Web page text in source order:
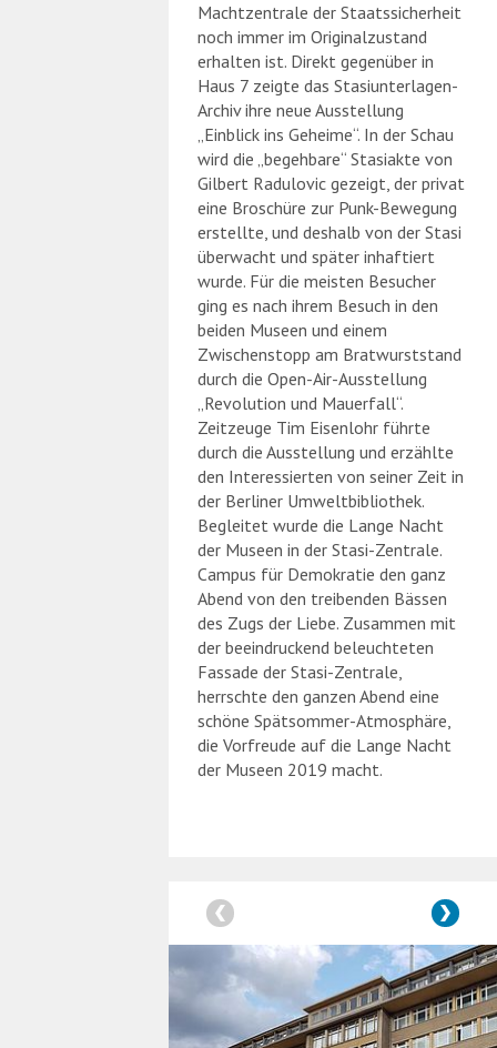
Machtzentrale der Staatssicherheit
noch immer im Originalzustand
erhalten ist. Direkt gegenüber in
Haus 7 zeigte das Stasiunterlagen-
Archiv ihre neue Ausstellung
„Einblick ins Geheime“. In der Schau
wird die „begehbare“ Stasiakte von
Gilbert Radulovic gezeigt, der privat
eine Broschüre zur Punk-Bewegung
erstellte, und deshalb von der Stasi
überwacht und später inhaftiert
wurde. Für die meisten Besucher
ging es nach ihrem Besuch in den
beiden Museen und einem
Zwischenstopp am Bratwurststand
durch die Open-Air-Ausstellung
„Revolution und Mauerfall“.
Zeitzeuge Tim Eisenlohr führte
durch die Ausstellung und erzählte
den Interessierten von seiner Zeit in
der Berliner Umweltbibliothek.
Begleitet wurde die Lange Nacht
der Museen in der Stasi-Zentrale.
Campus für Demokratie den ganz
Abend von den treibenden Bässen
des Zugs der Liebe. Zusammen mit
der beeindruckend beleuchteten
Fassade der Stasi-Zentrale,
herrschte den ganzen Abend eine
schöne Spätsommer-Atmosphäre,
die Vorfreude auf die Lange Nacht
der Museen 2019 macht.